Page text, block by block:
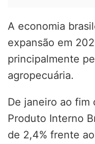
A economia
expansão em
principalmente
agropecuária.
De janeiro ao
Produto Interno
de 2,4% frente